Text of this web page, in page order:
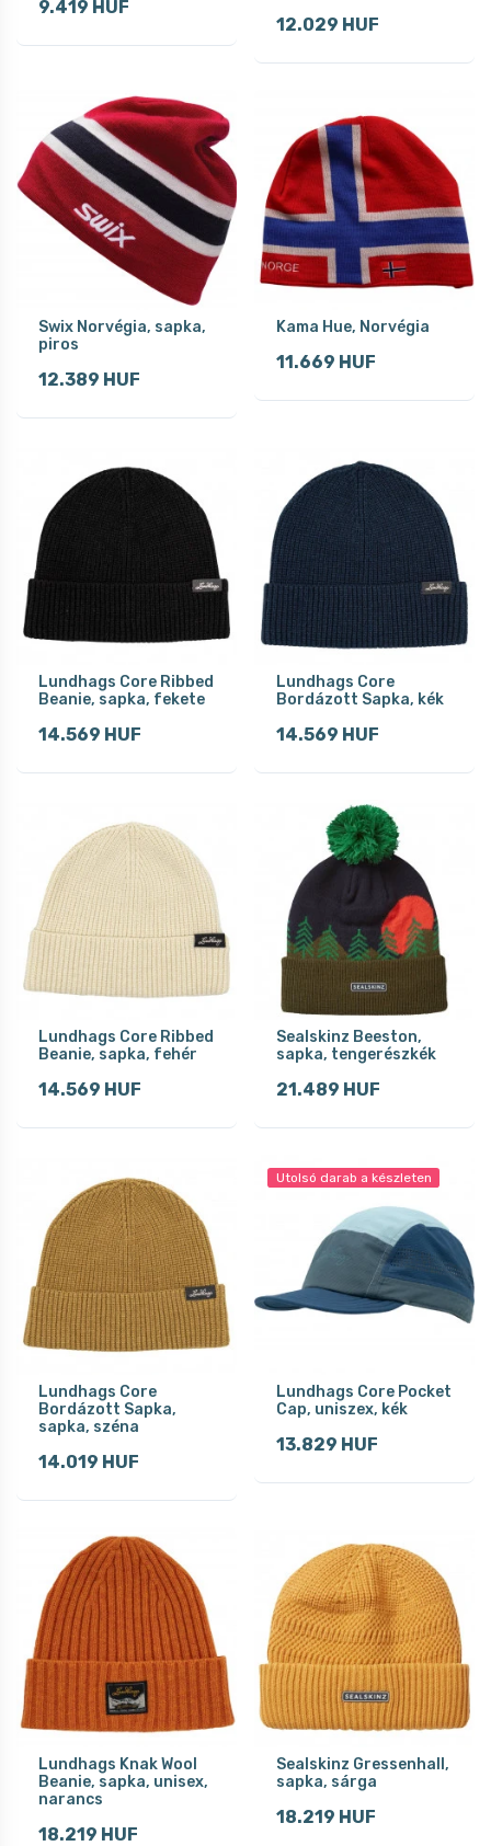
9.419 HUF
12.029 HUF
Swix Norvégia, sapka,
piros
12.389 HUF
Kama Hue, Norvégia
11.669 HUF
Lundhags Core Ribbed
Beanie, sapka, fekete
14.569 HUF
Lundhags Core
Bordázott Sapka, kék
14.569 HUF
Lundhags Core Ribbed
Beanie, sapka, fehér
14.569 HUF
Sealskinz Beeston,
sapka, tengerészkék
21.489 HUF
Lundhags Core
Bordázott Sapka,
sapka, széna
14.019 HUF
Utolsó darab a készleten
Lundhags Core Pocket
Cap, uniszex, kék
13.829 HUF
Lundhags Knak Wool
Beanie, sapka, unisex,
narancs
18.219 HUF
Sealskinz Gressenhall,
sapka, sárga
18.219 HUF